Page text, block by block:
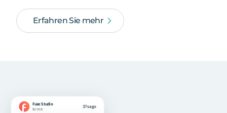
Erfahren Sie mehr